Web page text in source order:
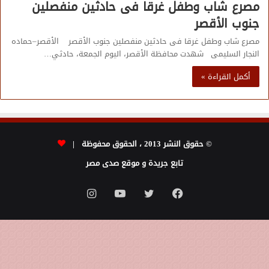
مصرع شاب وطفل غرقا فى حادثين منفصلين
جنوب الأقصر
مصرع شاب وطفل غرقا فى حادثين منفصلين جنوب الأقصر الأقصر–حماده
النجار السليمى شهدت محافظة الأقصر، اليوم الجمعة، حادثي…
أكمل القراءة »
© حقوق النشر 2013 ، الحقوق محفوظة |
تابع جريدة و موقع صدى مصر
فيسبوك تويتر يوتيوبانستقرام